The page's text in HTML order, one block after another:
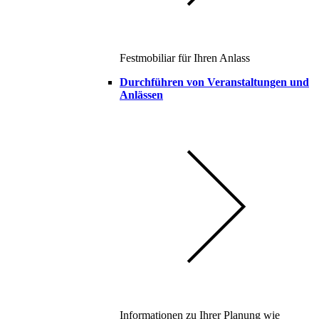
Festmobiliar für Ihren Anlass
Durchführen von Veranstaltungen und
Anlässen
Informationen zu Ihrer Planung wie